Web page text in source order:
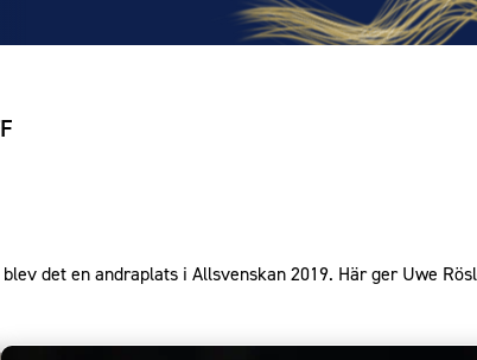
det en andraplats i Allsvenskan 2019. Här ger Uwe